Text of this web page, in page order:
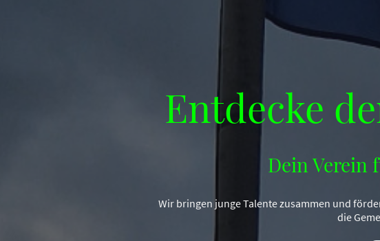
Entdecke
Dein Verein
Wir bringen junge Talente zusammen und
die